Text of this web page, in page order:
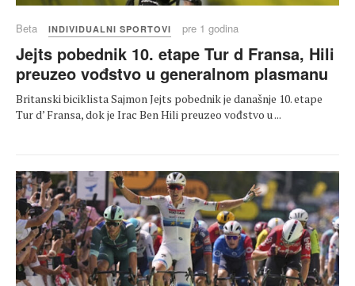
Beta INDIVIDUALNI SPORTOVI pre 1 godina
Jejts pobednik 10. etape Tur d Fransa, Hili
preuzeo vođstvo u generalnom plasmanu
Britanski biciklista Sajmon Jejts pobednik je današnje 10. etape
Tur d’ Fransa, dok je Irac Ben Hili preuzeo vođstvo u ...